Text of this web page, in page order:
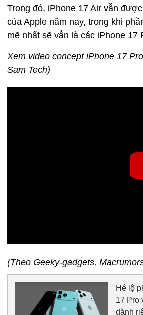
Trong đó, iPhone 17 Air vẫn
của Apple năm nay, trong khi
mẽ nhất sẽ vẫn là các iPhone 17
Xem video concept iPhone 17
Sam Tech)
(Theo Geeky-gadgets,
Hé lộ
17 Pro
dành